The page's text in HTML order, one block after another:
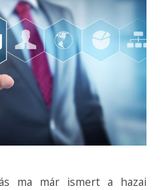
ma már ismert a hazai